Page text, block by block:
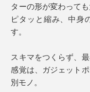
ターの形が変わって
ピタッと縮み、中身
す。
スキマをつくらず、
感覚は、ガジェット
別モノ。